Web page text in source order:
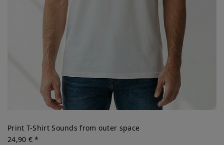
Print T-Shirt Sounds from outer space
24,90 € *